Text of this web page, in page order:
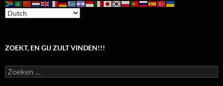
ZOEKT, EN GIJ ZULT VINDEN!!!
Zoeken
naar: